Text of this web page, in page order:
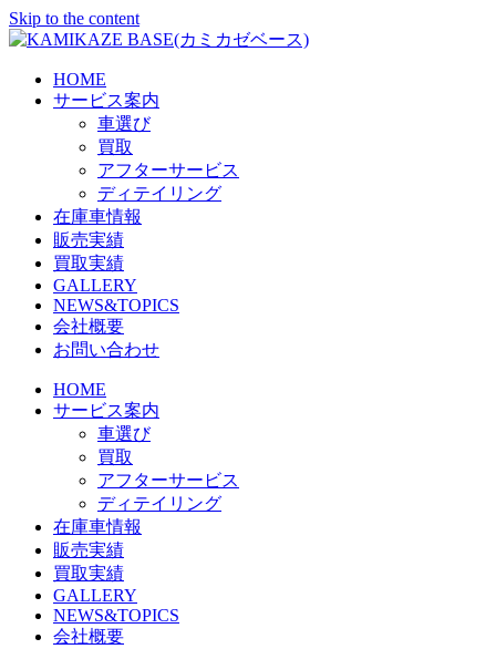
Skip to the content
HOME
サービス案内
車選び
買取
アフターサービス
ディテイリング
在庫車情報
販売実績
買取実績
GALLERY
NEWS&TOPICS
会社概要
お問い合わせ
HOME
サービス案内
車選び
買取
アフターサービス
ディテイリング
在庫車情報
販売実績
買取実績
GALLERY
NEWS&TOPICS
会社概要